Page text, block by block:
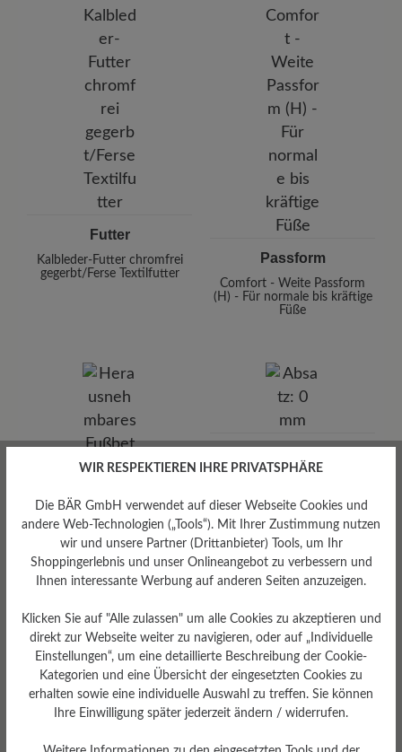
Futter
Kalbleder-Futter chromfrei
gegerbt/Ferse Textilfutter
Passform
Comfort - Weite Passform
(H) - Für normale bis kräftige
Füße
WIR RESPEKTIEREN IHRE PRIVATSPHÄRE
Die BÄR GmbH verwendet auf dieser Webseite Cookies und
andere Web-Technologien („Tools“). Mit Ihrer Zustimmung nutzen
wir und unsere Partner (Drittanbieter) Tools, um Ihr
Shoppingerlebnis und unser Onlineangebot zu verbessern und
Ihnen interessante Werbung auf anderen Seiten anzuzeigen.
Klicken Sie auf "Alle zulassen" um alle Cookies zu akzeptieren und
direkt zur Webseite weiter zu navigieren, oder auf „Individuelle
Einstellungen“, um eine detaillierte Beschreibung der Cookie-
Kategorien und eine Übersicht der eingesetzten Cookies zu
erhalten sowie eine individuelle Auswahl zu treffen. Sie können
Ihre Einwilligung später jederzeit ändern / widerrufen.